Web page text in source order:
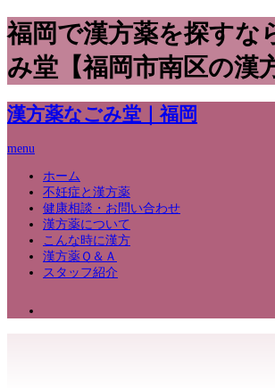
福岡で漢方薬を探すな
み堂【福岡市南区の漢
漢方薬なごみ堂｜福岡
menu
ホーム
不妊症と漢方薬
健康相談・お問い合わせ
漢方薬について
こんな時に漢方
漢方薬Ｑ＆Ａ
スタッフ紹介